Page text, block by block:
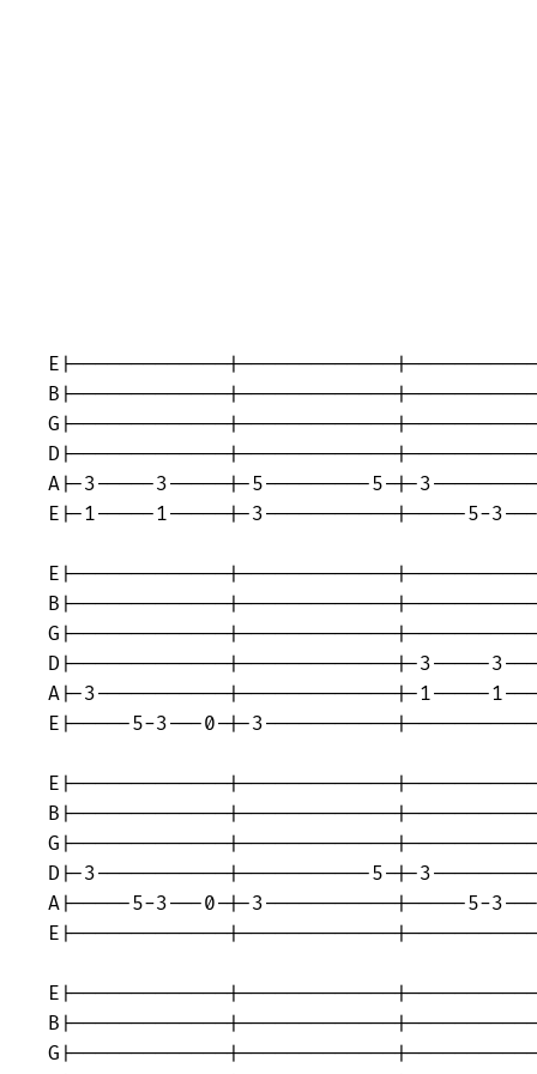
E|-------------|-------------
B|-------------|-------------
G|-------------|-------------
D|-------------|-------------
A|-3-----3-----|-5---------5-|-
E|-1-----1-----|-3-----------|-----5-
E|-------------|-------------
B|-------------|-------------
G|-------------|-------------
D|-------------|-------------|-3-----
A|-3-----------|-------------|-1-----
E|-----5-3---0-|-3-----------
E|-------------|-------------
B|-------------|-------------
G|-------------|-------------
D|-3-----------|-----------5-|-
A|-----5-3---0-|-3-----------|-----5-
E|-------------|-------------
E|-------------|-------------
B|-------------|-------------
G|-------------|-------------